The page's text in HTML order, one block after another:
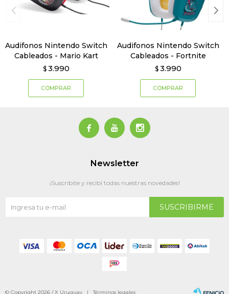
Audifonos Nintendo Switch
Cableados - Mario Kart
$ 3.990
Audifonos Nintendo Switch
Cableados - Fortnite
$ 3.990
  
Newsletter
¡Suscribite y recibí todas nuestras novedades!
SUSCRIBIRME
© Copyright 2026 / X Uruguay |Términos legales